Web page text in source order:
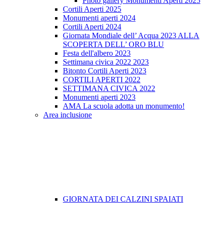
Cortili Aperti 2025
Monumenti aperti 2024
Cortili Aperti 2024
Giornata Mondiale dell’ Acqua 2023 ALLA
SCOPERTA DELL’ ORO BLU
Festa dell'albero 2023
Settimana civica 2022 2023
Bitonto Cortili Aperti 2023
CORTILI APERTI 2022
SETTIMANA CIVICA 2022
Monumenti aperti 2023
AMA La scuola adotta un monumento!
Area inclusione
GIORNATA DEI CALZINI SPAIATI